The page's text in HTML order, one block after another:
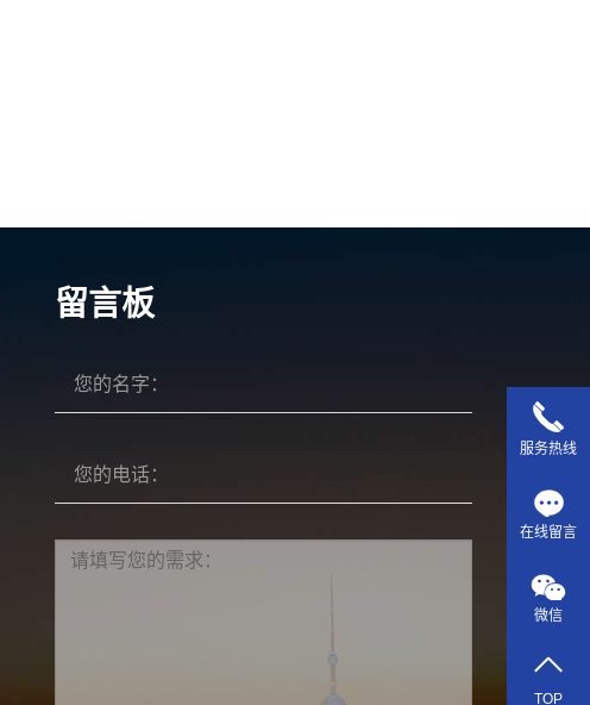
留言板
服务热线
在线留言
微信
TOP